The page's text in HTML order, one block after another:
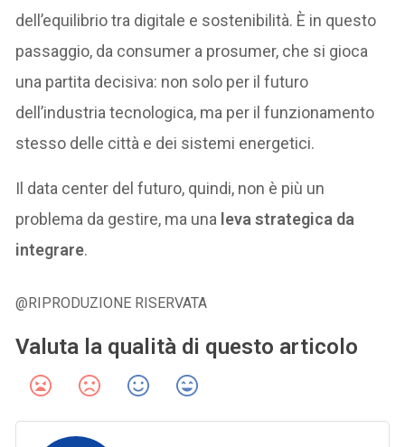
dell’equilibrio tra digitale e sostenibilità. È in questo
passaggio, da consumer a prosumer, che si gioca
una partita decisiva: non solo per il futuro
dell’industria tecnologica, ma per il funzionamento
stesso delle città e dei sistemi energetici.
Il data center del futuro, quindi, non è più un
problema da gestire, ma una leva strategica da
integrare.
@RIPRODUZIONE RISERVATA
Valuta la qualità di questo articolo